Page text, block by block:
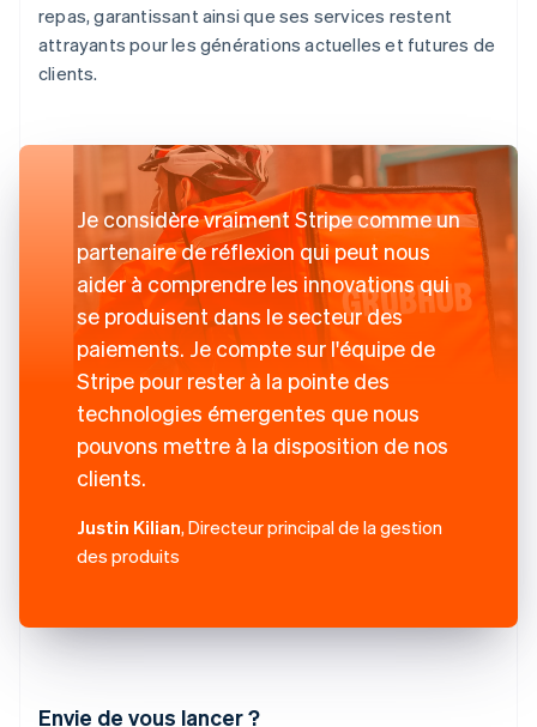
Envie de vous lancer ?
repas, garantissant ainsi que ses services restent
attrayants pour les générations actuelles et futures de
clients.
Je considère vraiment Stripe comme un
partenaire de réflexion qui peut nous
aider à comprendre les innovations qui
se produisent dans le secteur des
paiements. Je compte sur l'équipe de
Stripe pour rester à la pointe des
technologies émergentes que nous
pouvons mettre à la disposition de nos
clients.
Justin Kilian, Directeur principal de la gestion
des produits